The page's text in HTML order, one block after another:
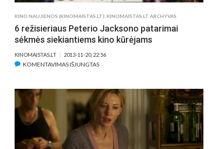
KINO NAUJIENOS (KINOMAISTAS.LT) KINOMAISTAS.LT ARCHYVAS
6 režisieriaus Peterio Jacksono patarimai
sėkmės siekiantiems kino kūrėjams
KINOMAISTAS.LT 2013-11-20, 22:56
KOMENTAVIMAS IŠJUNGTASĮRAŠE
PETERIO
JACKSONO
PATARIMAI
SĖKMĖS
SIEKIANTIEMS